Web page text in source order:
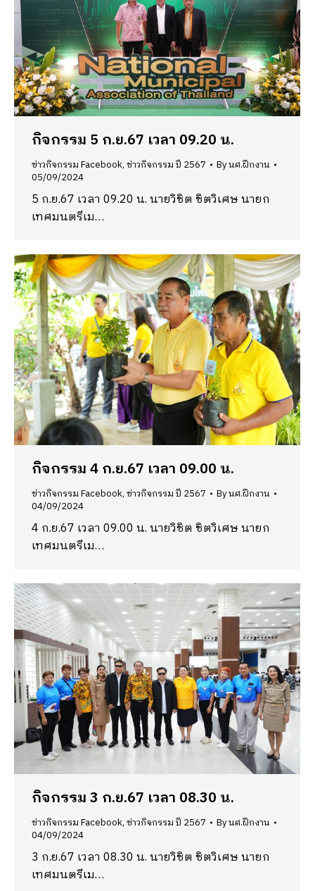
กิจกรรม 5 ก.ย.67 เวลา 09.20 น.
ข่าวกิจกรรม Facebook,ข่าวกิจกรรม ปี 2567 Byนศ.ฝึกงาน
05/09/2024
5 ก.ย.67 เวลา 09.20 น. นายวิชิต ชิตวิเศษ นายก
เทศมนตรีเม…
กิจกรรม 4 ก.ย.67 เวลา 09.00 น.
ข่าวกิจกรรม Facebook,ข่าวกิจกรรม ปี 2567 Byนศ.ฝึกงาน
04/09/2024
4 ก.ย.67 เวลา 09.00 น. นายวิชิต ชิตวิเศษ นายก
เทศมนตรีเม…
กิจกรรม 3 ก.ย.67 เวลา 08.30 น.
ข่าวกิจกรรม Facebook,ข่าวกิจกรรม ปี 2567 Byนศ.ฝึกงาน
04/09/2024
3 ก.ย.67 เวลา 08.30 น. นายวิชิต ชิตวิเศษ นายก
เทศมนตรีเม…